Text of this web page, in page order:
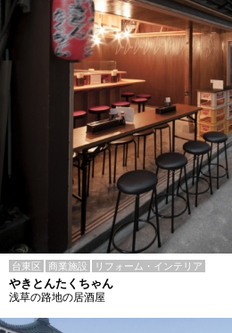
台東区 商業施設 リフォーム・インテリア
やきとんたくちゃん
浅草の路地の居酒屋